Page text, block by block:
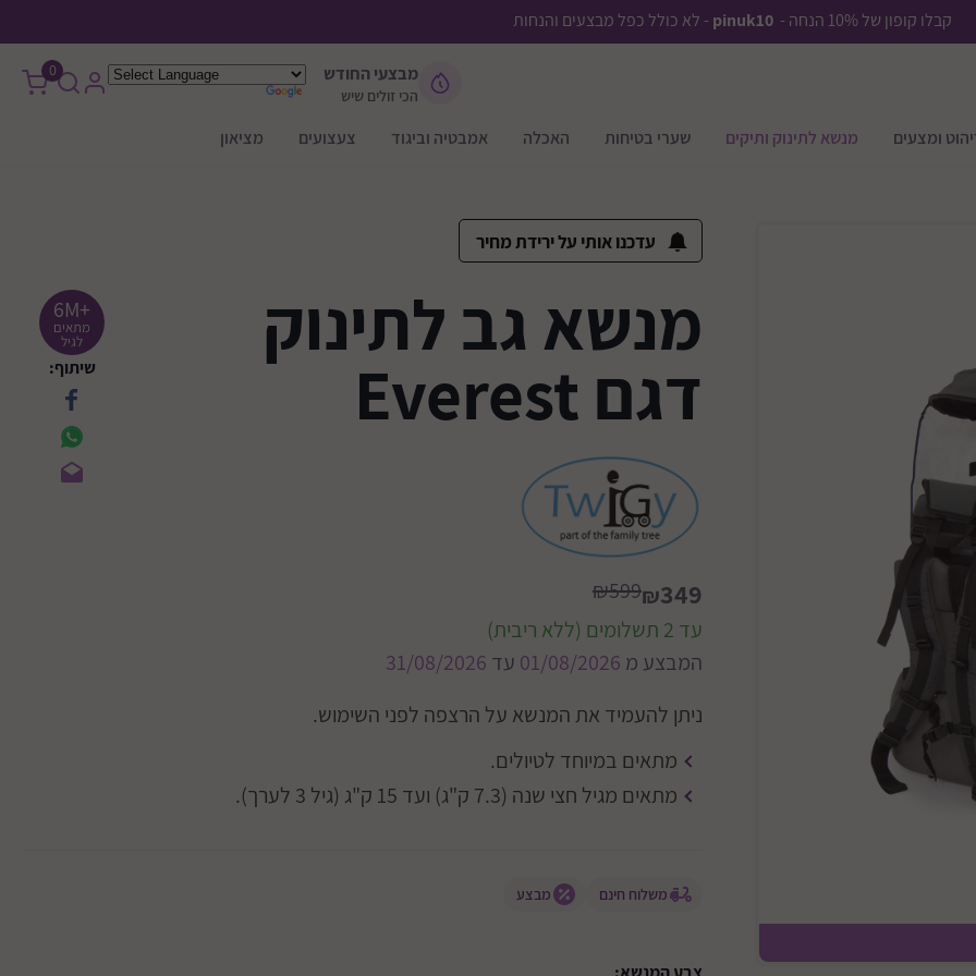
קבלו קופון של 10% הנחה - pinuk10 - לא כולל כפל מבצעים והנחות
ומצעים מנשא לתינוק ותיקים שערי בטיחות האכלה אמבטיה וביגוד צעצועים מציאון
מבצעי החודש
הכי זולים שיש
0
עדכנו אותי על ירידת מחיר
מנשא גב לתינוק
דגם Everest
₪349
₪599
עד 2 תשלומים (ללא ריבית)
המבצע מ 01/08/2026 עד 31/08/2026
+6M
מתאים
לגיל
שיתוף:
ניתן להעמיד את המנשא על הרצפה לפני השימוש.
מתאים במיוחד לטיולים.
מתאים מגיל חצי שנה (7.3 ק"ג) ועד 15 ק"ג (גיל 3 לערך).
משלוח חינם מבצע